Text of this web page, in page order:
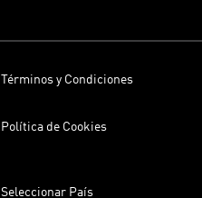
Términos y Condiciones
Política de Cookies
Seleccionar País